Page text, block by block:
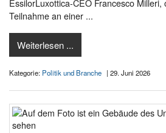
Teilnahme an einer ...
Weiterlesen ...
Kategorie: Politik und Branche | 29. Juni 2026